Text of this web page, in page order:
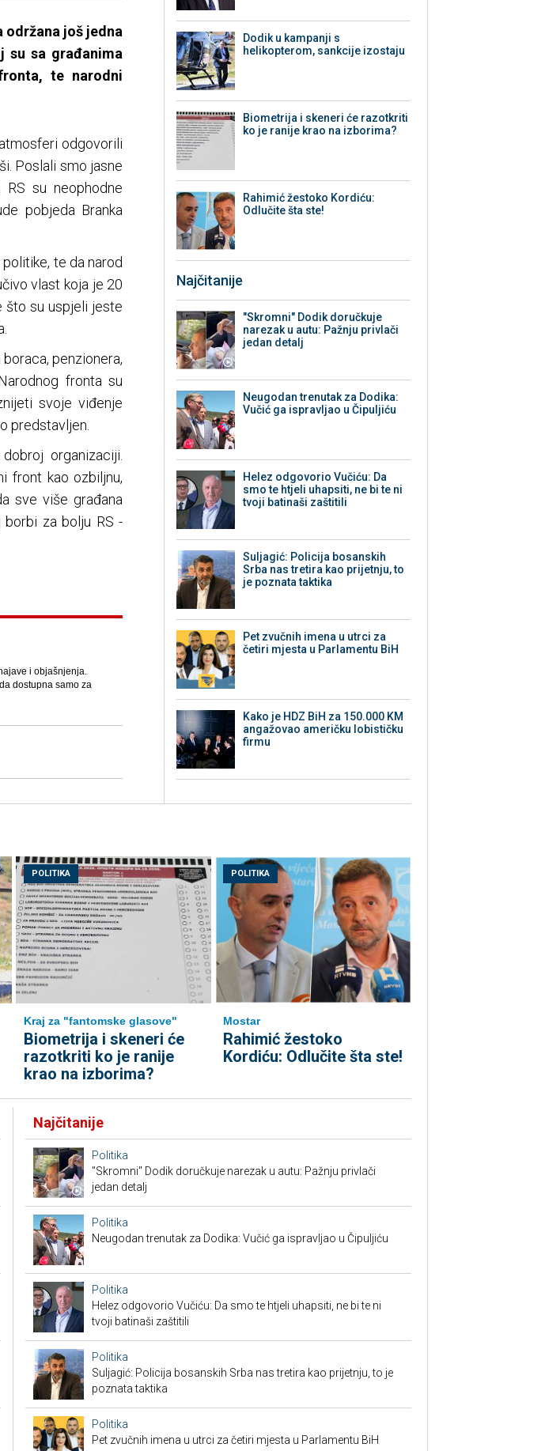
još jedna
su sa građanima
te narodni
odgovorili
Poslali smo jasne
su neophodne
pobjeda Branka
te da narod
vlast koja je 20
što su uspjeli jeste
penzionera,
fronta su
svoje viđenje
predstavljen.
organizaciji.
front kao ozbiljnu,
sve više građana
za bolju RS -
i objašnjenja.
dostupna samo za
Dodik u kampanji s
helikopterom, sankcije izostaju
Biometrija i skeneri će razotkriti
ko je ranije krao na izborima?
Rahimić žestoko Kordiću:
Odlučite šta ste!
Najčitanije
"Skromni" Dodik doručkuje
narezak u autu: Pažnju privlači
jedan detalj
Neugodan trenutak za Dodika:
Vučić ga ispravljao u Čipuljiću
Helez odgovorio Vučiću: Da
smo te htjeli uhapsiti, ne bi te ni
tvoji batinaši zaštitili
Suljagić: Policija bosanskih
Srba nas tretira kao prijetnju, to
je poznata taktika
Pet zvučnih imena u utrci za
četiri mjesta u Parlamentu BiH
Kako je HDZ BiH za 150.000 KM
angažovao američku lobističku
firmu
POLITIKA
Kraj za "fantomske glasove"
Biometrija i skeneri će
razotkriti ko je ranije
krao na izborima?
POLITIKA
Mostar
Rahimić žestoko
Kordiću: Odlučite šta ste!
Najčitanije
Politika
"Skromni" Dodik doručkuje narezak u autu: Pažnju privlači
jedan detalj
Politika
Neugodan trenutak za Dodika: Vučić ga ispravljao u Čipuljiću
Politika
Helez odgovorio Vučiću: Da smo te htjeli uhapsiti, ne bi te ni
tvoji batinaši zaštitili
Politika
Suljagić: Policija bosanskih Srba nas tretira kao prijetnju, to je
poznata taktika
Politika
Pet zvučnih imena u utrci za četiri mjesta u Parlamentu BiH